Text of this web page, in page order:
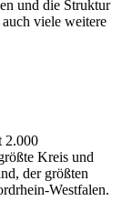
und die Struktur
viele weitere
2.000
Kreis und
der größten
Westfalen.